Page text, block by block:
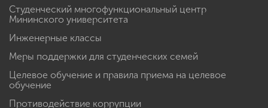
Студенческий многофункциональный центр
Мининского университета
Инженерные классы
Меры поддержки для студенческих семей
Целевое обучение и правила приема на целевое
обучение
Противодействие коррупции